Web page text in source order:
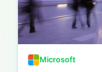
Microsoft